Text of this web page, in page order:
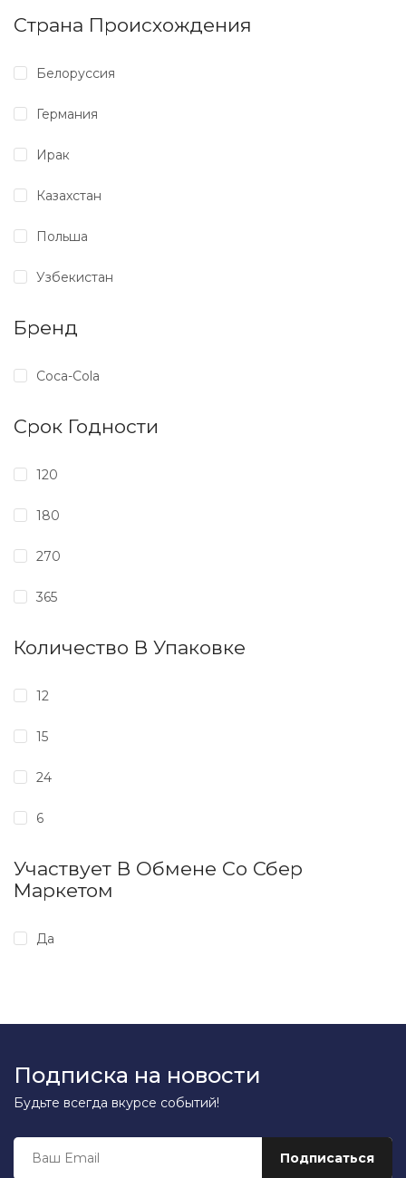
Страна Происхождения
Белоруссия
Германия
Ирак
Казахстан
Польша
Узбекистан
Бренд
Coca-Cola
Срок Годности
120
180
270
365
Количество В Упаковке
12
15
24
6
Участвует В Обмене Со Сбер
Маркетом
Да
Подписка на новости
Будьте всегда вкурсе событий!